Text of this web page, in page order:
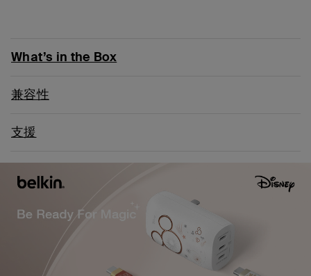
What’s in the Box
兼容性
支援